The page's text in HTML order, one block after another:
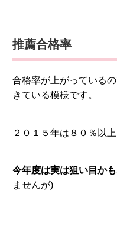
推薦合格率
合格率が上がっている
きている模様です。
２０１５年は８０％以
今年度は実は狙い目か
ませんが)